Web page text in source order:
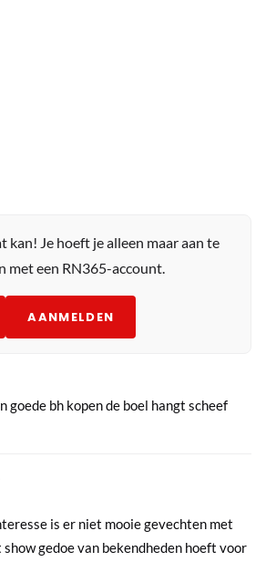
kan! Je hoeft je alleen maar aan te
met een RN365-account.
AANMELDEN
goede bh kopen de boel hangt scheef
is er niet mooie gevechten met
show gedoe van bekendheden hoeft voor